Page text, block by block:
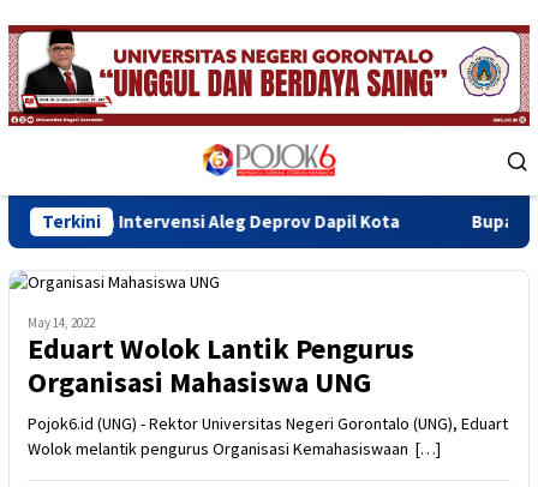
Skip
to
content
Menu
TerkiniAleg Deprov Dapil Kota Bupati Sofyan Teken
May 14, 2022
Eduart Wolok Lantik Pengurus
Organisasi Mahasiswa UNG
Pojok6.id (UNG) - Rektor Universitas Negeri Gorontalo (UNG), Eduart
Wolok melantik pengurus Organisasi Kemahasiswaan […]